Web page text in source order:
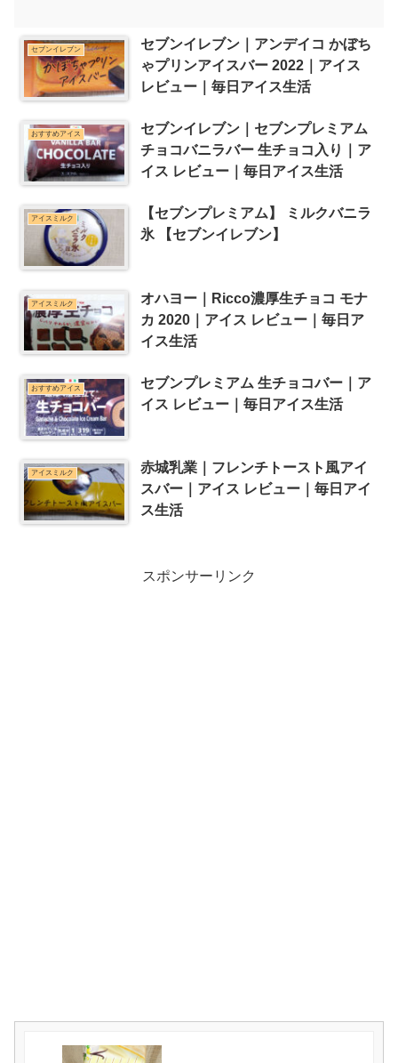
セブンイレブン
セブンイレブン｜アンデイコ かぼち
ゃプリンアイスバー 2022｜アイス
レビュー｜毎日アイス生活
おすすめアイス
セブンイレブン｜セブンプレミアム
チョコバニラバー 生チョコ入り｜ア
イス レビュー｜毎日アイス生活
アイスミルク
【セブンプレミアム】 ミルクバニラ
氷 【セブンイレブン】
アイスミルク
オハヨー｜Ricco濃厚生チョコ モナ
カ 2020｜アイス レビュー｜毎日ア
イス生活
おすすめアイス
セブンプレミアム 生チョコバー｜ア
イス レビュー｜毎日アイス生活
アイスミルク
赤城乳業｜フレンチトースト風アイ
スバー｜アイス レビュー｜毎日アイ
ス生活
スポンサーリンク